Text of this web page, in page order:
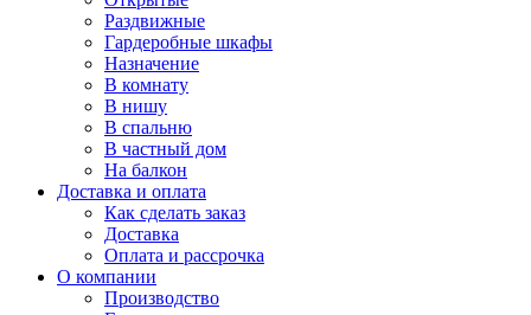
Раздвижные
Гардеробные шкафы
Назначение
В комнату
В нишу
В спальню
В частный дом
На балкон
Доставка и оплата
Как сделать заказ
Доставка
Оплата и рассрочка
О компании
Производство